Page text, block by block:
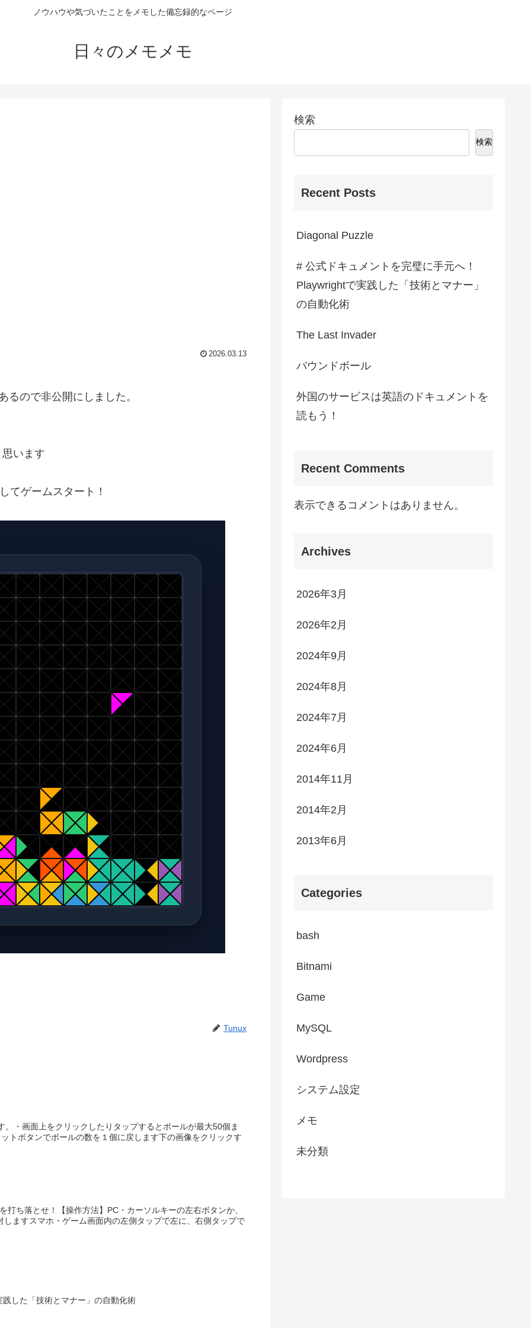
ノウハウや気づいたことをメモした備忘録的なページ
日々のメモメモ
2026.03.13
ので非公開にしました。
います
てゲームスタート！
Tunux
・画面上をクリックしたりタップするとボールが最大50個ま
トボタンでボールの数を１個に戻します下の画像をクリックす
ち落とせ！【操作方法】PC・カーソルキーの左右ボタンか、
ますスマホ・ゲーム画面内の左側タップで左に、右側タップで
した「技術とマナー」の自動化術
検索
検索
Recent Posts
Diagonal Puzzle
# 公式ドキュメントを完璧に手元へ！
Playwrightで実践した「技術とマナー」
の自動化術
The Last Invader
バウンドボール
外国のサービスは英語のドキュメントを
読もう！
Recent Comments
表示できるコメントはありません。
Archives
2026年3月
2026年2月
2024年9月
2024年8月
2024年7月
2024年6月
2014年11月
2014年2月
2013年6月
Categories
bash
Bitnami
Game
MySQL
Wordpress
システム設定
メモ
未分類